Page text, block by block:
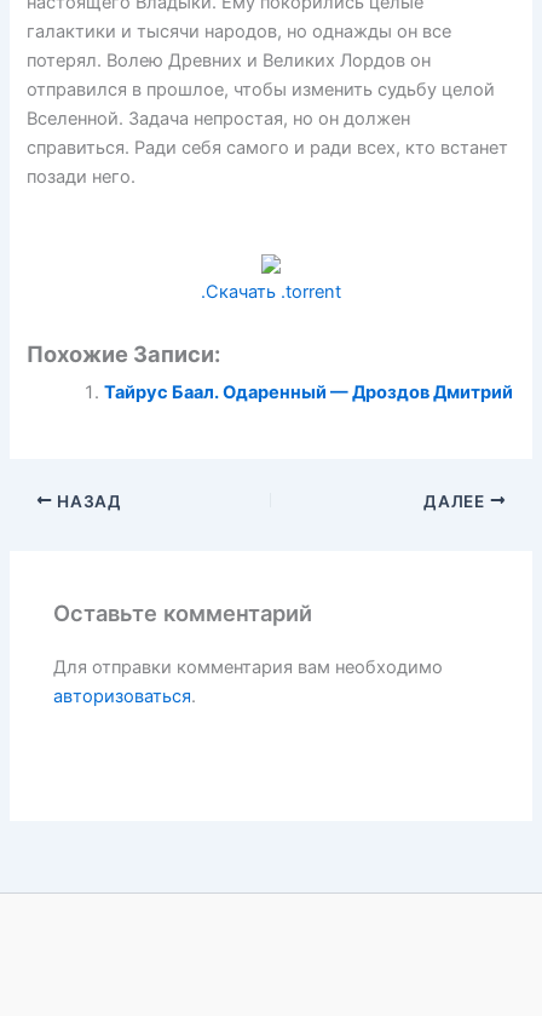
галактики и тысячи народов, но однажды он все
потерял. Волею Древних и Великих Лордов он
отправился в прошлое, чтобы изменить судьбу целой
Вселенной. Задача непростая, но он должен
справиться. Ради себя самого и ради всех, кто встанет
позади него.
.Скачать .torrent
Похожие Записи:
Тайрус Баал. Одаренный — Дроздов Дмитрий
НАЗАД ДАЛЕЕ
Оставьте комментарий
Для отправки комментария вам необходимо
авторизоваться.